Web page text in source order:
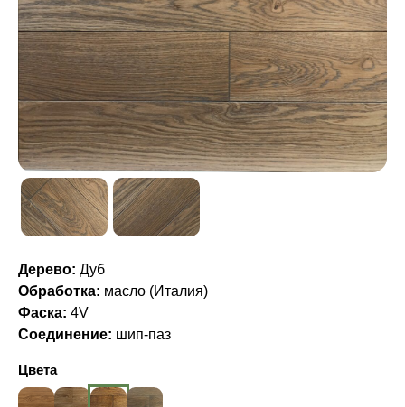
Дерево: Дуб
Обработка: масло (Италия)
Фаска: 4V
Соединение: шип-паз
Цвета